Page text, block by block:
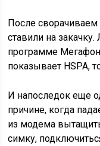
После сворачиваем
ставили на
программе
показывает HSPA,
И напоследок еще
причине, когда
из модема
симку,